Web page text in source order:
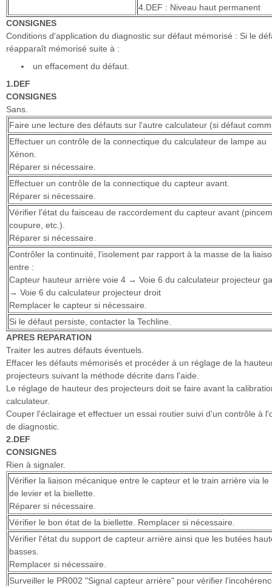
4.DEF : Niveau haut permanent
CONSIGNES
Conditions d'application du diagnostic sur défaut mémorisé : Si le
réapparaît mémorisé suite à :
un effacement du défaut.
1.DEF
CONSIGNES
Sans.
Faire une lecture des défauts sur l'autre calculateur (si défaut
Effectuer un contrôle de la connectique du calculateur de lampe au
Xénon.
Réparer si nécessaire.
Effectuer un contrôle de la connectique du capteur avant.
Réparer si nécessaire.
Vérifier l'état du faisceau de raccordement du capteur avant
coupure, etc.).
Réparer si nécessaire.
Contrôler la continuité, l'isolement par rapport à la masse de la
entre :
Capteur hauteur arrière voie 4 → Voie 6 du calculateur projecteur
→ Voie 6 du calculateur projecteur droit
Remplacer le capteur si nécessaire.
Si le défaut persiste, contacter la Techline.
APRES REPARATION
Traiter les autres défauts éventuels.
Effacer les défauts mémorisés et procéder à un réglage de la
projecteurs suivant la méthode décrite dans l'aide.
Le réglage de hauteur des projecteurs doit se faire avant la
calculateur.
Couper l'éclairage et effectuer un essai routier suivi d'un contrôle à
de diagnostic.
2.DEF
CONSIGNES
Rien à signaler.
Vérifier la liaison mécanique entre le capteur et le train arrière via le
de levier et la biellette.
Réparer si nécessaire.
Vérifier le bon état de la biellette. Remplacer si nécessaire.
Vérifier l'état du support de capteur arrière ainsi que les butées
basses.
Remplacer si nécessaire.
Surveiller le PR002 "Signal capteur arrière" pour vérifier